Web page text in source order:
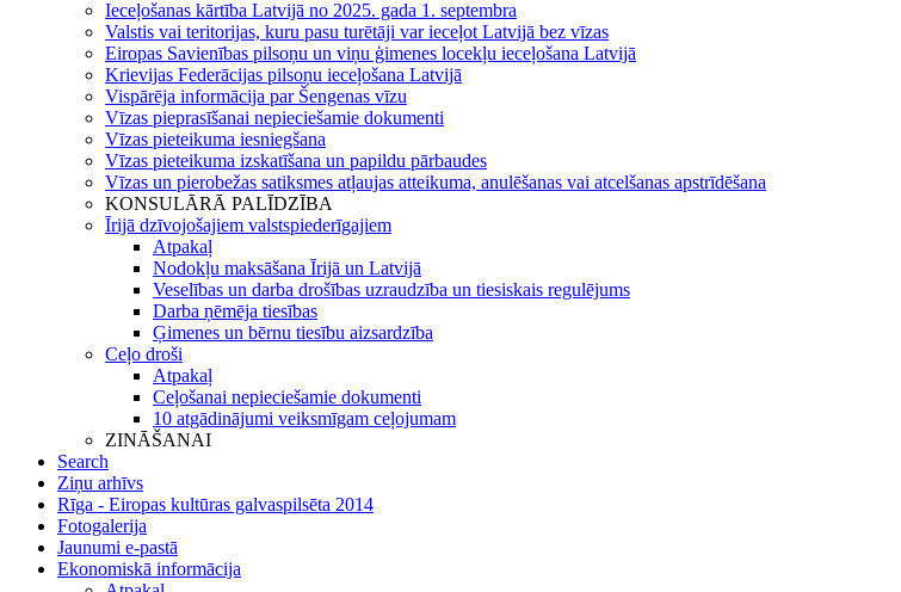
Ieceļošanas kārtība Latvijā no 2025. gada 1. septembra
Valstis vai teritorijas, kuru pasu turētāji var ieceļot Latvijā bez vīzas
Eiropas Savienības pilsoņu un viņu ģimenes locekļu ieceļošana Latvijā
Krievijas Federācijas pilsoņu ieceļošana Latvijā
Vispārēja informācija par Šengenas vīzu
Vīzas pieprasīšanai nepieciešamie dokumenti
Vīzas pieteikuma iesniegšana
Vīzas pieteikuma izskatīšana un papildu pārbaudes
Vīzas un pierobežas satiksmes atļaujas atteikuma, anulēšanas vai atcelšanas apstrīdēšana
KONSULĀRĀ PALĪDZĪBA
Īrijā dzīvojošajiem valstspiederīgajiem
Atpakaļ
Nodokļu maksāšana Īrijā un Latvijā
Veselības un darba drošības uzraudzība un tiesiskais regulējums
Darba ņēmēja tiesības
Ģimenes un bērnu tiesību aizsardzība
Ceļo droši
Atpakaļ
Ceļošanai nepieciešamie dokumenti
10 atgādinājumi veiksmīgam ceļojumam
ZINĀŠANAI
Search
Ziņu arhīvs
Rīga - Eiropas kultūras galvaspilsēta 2014
Fotogalerija
Jaunumi e-pastā
Ekonomiskā informācija